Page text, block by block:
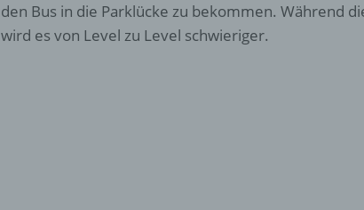
den Bus in die Parklücke zu bekommen. Während
wird es von Level zu Level schwieriger.